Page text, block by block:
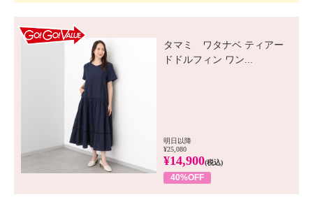
タマミ ワタナベ ティアー
ドドルフィン ワン...
明日以降
¥25,080
¥14,900(税込)
40%OFF